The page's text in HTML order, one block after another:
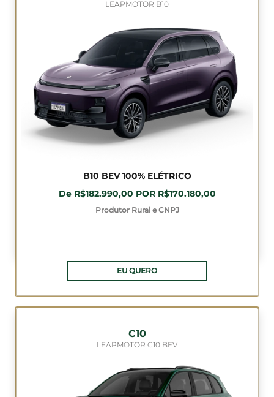
LEAPMOTOR B10
B10 BEV 100% ELÉTRICO
De R$182.990,00 POR R$170.180,00
Produtor Rural e CNPJ
EU QUERO
C10
LEAPMOTOR C10 BEV